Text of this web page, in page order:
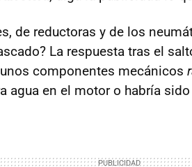
de reductoras y de los
La respuesta tras el
componentes mecánicos
agua en el motor o habría